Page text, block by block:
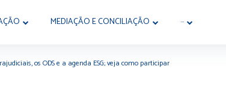
MEDIAÇÃO E CONCILIAÇÃO ···
os ODS e a agenda ESG; veja como participar